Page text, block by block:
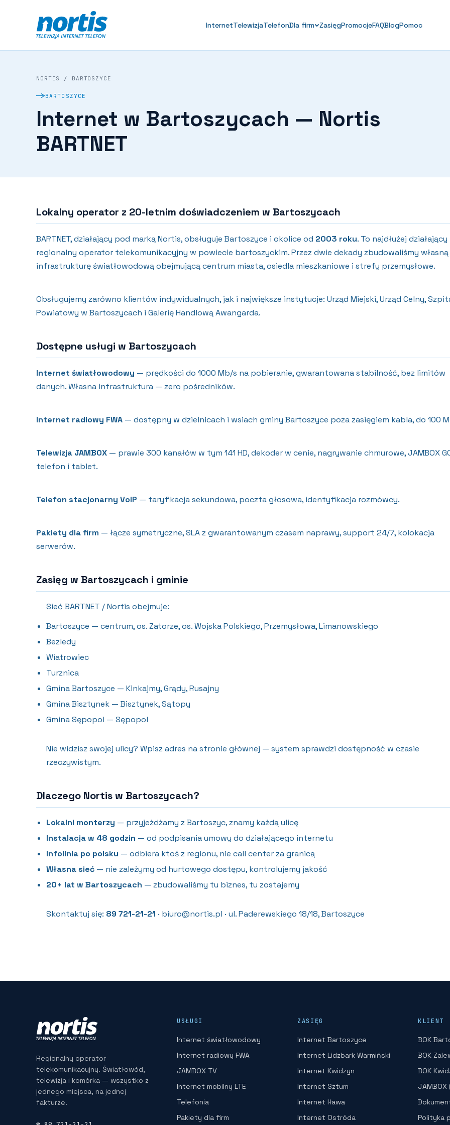
InternetTelewizjaTelefonDla firm ZasięgPromocjeFAQBlogPomoc
NORTIS / BARTOSZYCE
BARTOSZYCE
Internet w Bartoszycach — Nortis
BARTNET
Lokalny operator z 20-letnim doświadczeniem w Bartoszycach
BARTNET, działający pod marką Nortis, obsługuje Bartoszyce i okolice od 2003 roku. To najdłużej działający
regionalny operator telekomunikacyjny w powiecie bartoszyckim. Przez dwie dekady zbudowaliśmy własną
infrastrukturę światłowodową obejmującą centrum miasta, osiedla mieszkaniowe i strefy przemysłowe.
Obsługujemy zarówno klientów indywidualnych, jak i największe instytucje: Urząd Miejski, Urząd Celny,
Powiatowy w Bartoszycach i Galerię Handlową Awangarda.
Dostępne usługi w Bartoszycach
Internet światłowodowy — prędkości do 1000 Mb/s na pobieranie, gwarantowana stabilność, bez limitów
danych. Własna infrastruktura — zero pośredników.
Internet radiowy FWA — dostępny w dzielnicach i wsiach gminy Bartoszyce poza zasięgiem kabla, do 100
Telewizja JAMBOX — prawie 300 kanałów w tym 141 HD, dekoder w cenie, nagrywanie chmurowe, JAMBOX
telefon i tablet.
Telefon stacjonarny VoIP — taryfikacja sekundowa, poczta głosowa, identyfikacja rozmówcy.
Pakiety dla firm — łącze symetryczne, SLA z gwarantowanym czasem naprawy, support 24/7, kolokacja
serwerów.
Zasięg w Bartoszycach i gminie
Sieć BARTNET / Nortis obejmuje:
Bartoszyce — centrum, os. Zatorze, os. Wojska Polskiego, Przemysłowa, Limanowskiego
Bezledy
Wiatrowiec
Turznica
Gmina Bartoszyce — Kinkajmy, Grądy, Rusajny
Gmina Bisztynek — Bisztynek, Sątopy
Gmina Sępopol — Sępopol
Nie widzisz swojej ulicy? Wpisz adres na stronie głównej — system sprawdzi dostępność w czasie
rzeczywistym.
Dlaczego Nortis w Bartoszycach?
Lokalni monterzy — przyjeżdżamy z Bartoszyc, znamy każdą ulicę
Instalacja w 48 godzin — od podpisania umowy do działającego internetu
Infolinia po polsku — odbiera ktoś z regionu, nie call center za granicą
Własna sieć — nie zależymy od hurtowego dostępu, kontrolujemy jakość
20+ lat w Bartoszycach — zbudowaliśmy tu biznes, tu zostajemy
Skontaktuj się: 89 721-21-21 · biuro@nortis.pl · ul. Paderewskiego 18/18, Bartoszyce
Regionalny operator
telekomunikacyjny. Światłowód,
telewizja i komórka — wszystko z
jednego miejsca, na jednej
fakturze.
USŁUGI
Internet światłowodowy
Internet radiowy FWA
JAMBOX TV
Internet mobilny LTE
Telefonia
Pakiety dla firm
ZASIĘG
Internet Bartoszyce
Internet Lidzbark Warmiński
Internet Kwidzyn
Internet Sztum
Internet Iława
Internet Ostróda
KLIENT
BOK
BOK
BOK
Polityka